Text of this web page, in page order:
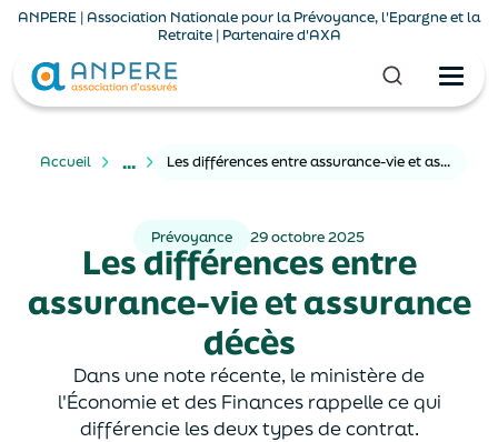
ANPERE | Association Nationale pour la Prévoyance, l'Epargne et la
Retraite | Partenaire d'AXA
Accueil ... Les différences entre assurance-vie et assurance décès
Prévoyance 29 octobre 2025
Les différences entre
assurance-vie et assurance
décès
Dans une note récente, le ministère de
l'Économie et des Finances rappelle ce qui
différencie les deux types de contrat.